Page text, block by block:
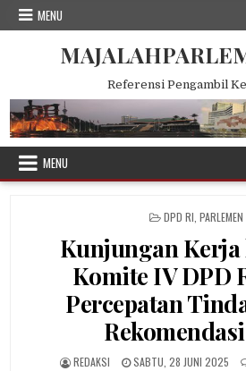
Skip
MENU
Referensi Pengambil
MENU
POSTED
DPD RI PARLEMEN
Kunjungan Kerja
Komite IV DPD
Percepatan
AUTHOR:
REDAKSI
PUBLISHED
SABTU, 28 JUNI 2025